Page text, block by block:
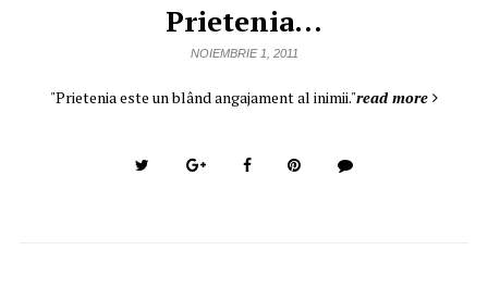
Prietenia…
NOIEMBRIE 1, 2011
‎"Prietenia este un blând angajament al inimii."read more